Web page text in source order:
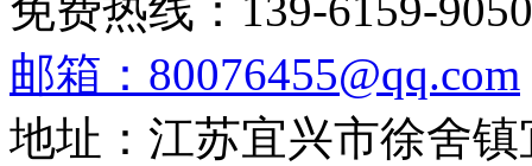
免费热线：139-6159-9050
邮箱：80076455@qq.com
地址：江苏宜兴市徐舍